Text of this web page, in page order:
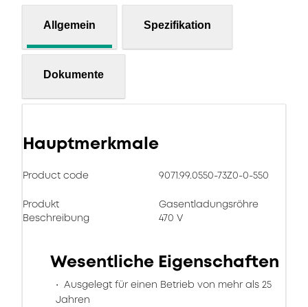
Allgemein Spezifikation
Dokumente
Hauptmerkmale
Product code 9071.99.0550-73Z0-0-550
Produkt
Beschreibung
Gasentladungsröhre
470 V
Wesentliche Eigenschaften
Ausgelegt für einen Betrieb von mehr als 25
Jahren